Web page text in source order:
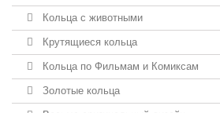
Кольца с животными
Крутящиеся кольца
Кольца по Фильмам и Комиксам
Золотые кольца